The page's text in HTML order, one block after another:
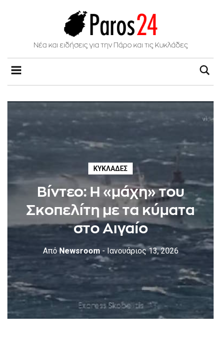
Νέα και ειδήσεις για την Πάρο και τις Κυκλάδες
ΚΥΚΛΆΔΕΣ
Βίντεο: Η «μάχη» του
Σκοπελίτη με τα κύματα
στο Αιγαίο
ΑπόNewsroom - Ιανουάριος 13, 2026